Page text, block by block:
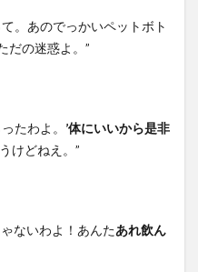
。あのでっかいペットボト
だの迷惑よ。”
たわよ。 ’体にいいから是非
けどねえ。”
ないわよ！あんたあれ飲ん